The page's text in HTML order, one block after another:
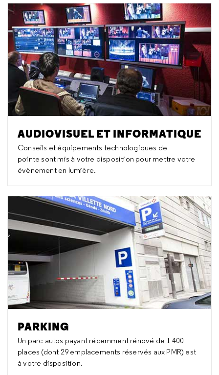
AUDIOVISUEL ET INFORMATIQUE
Conseils et équipements technologiques de
pointe sont mis à votre disposition pour mettre votre
évènement en lumière.
PARKING
Un parc-autos payant récemment rénové de 1 400
places (dont 29 emplacements réservés aux PMR) est
à votre disposition.